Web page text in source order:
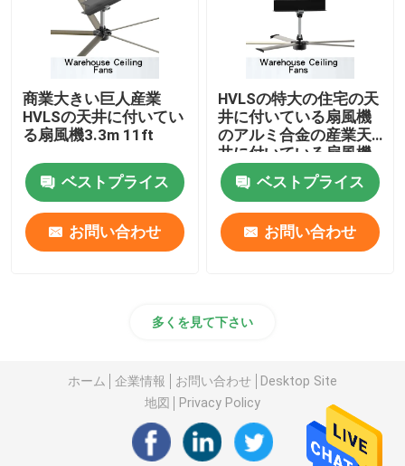
研修会の天井に付いている扇風機
倉庫の天井に付いている扇風機
商業大きい巨人産業
HVLSの天井に付いてい
る扇風機3.3m 11ft
ベストプライス
お問い合わせ
HVLSの特大の住宅の天
井に付いている扇風機
のアルミ合金の産業天
井に付いている扇風機
ベストプライス
お問い合わせ
多くを見て下さい
ホーム 企業情報 お問い合わせ
Desktop Site
地図
Privacy Policy